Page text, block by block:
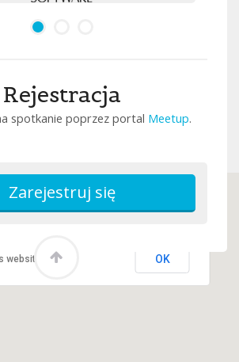
Rejestracja
spotkanie poprzez portal Meetup.
website? OK